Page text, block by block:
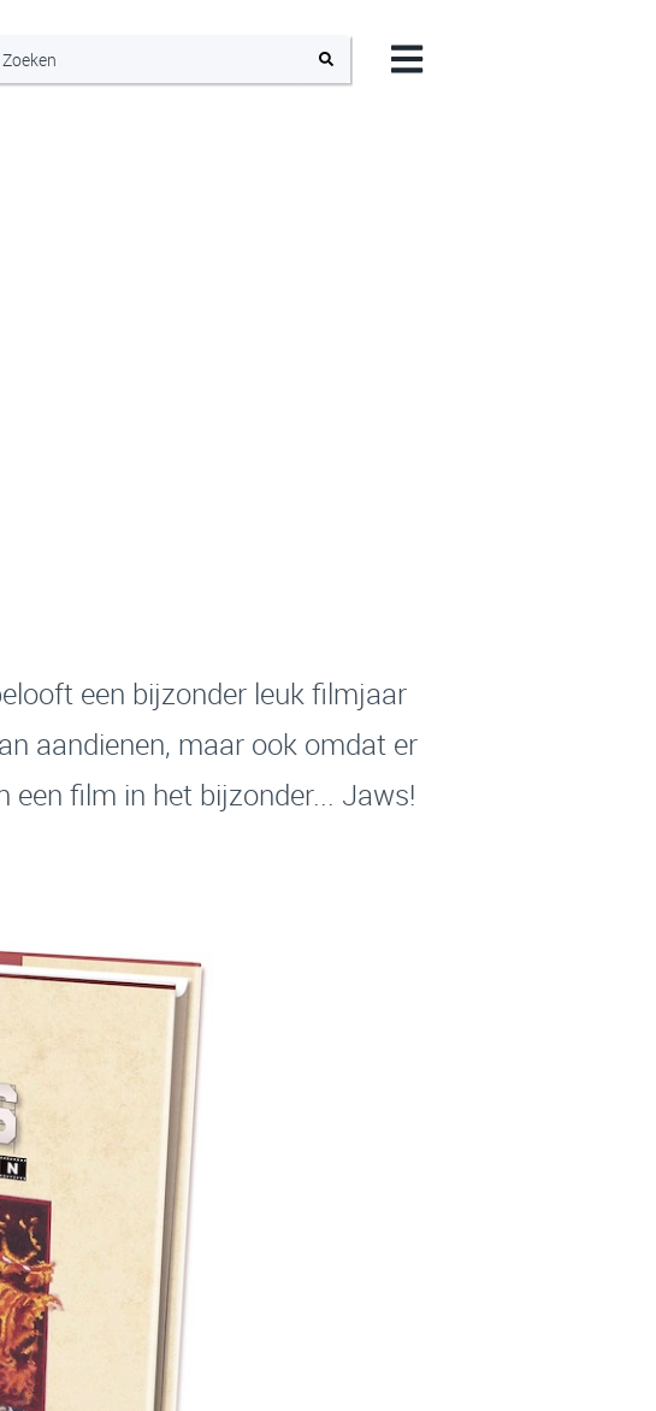
een bijzonder leuk filmjaar
aandienen, maar ook omdat er
een film in het bijzonder... Jaws!